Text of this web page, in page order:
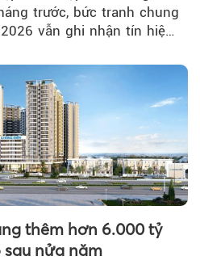
trước, bức tranh chung
vẫn ghi nhận tín hiệu
thêm hơn 6.000 tỷ
nửa năm